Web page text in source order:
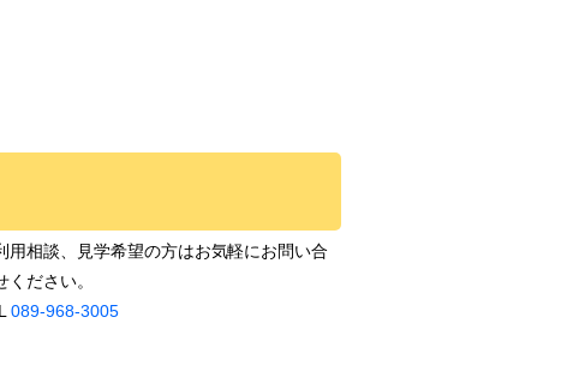
用相談、見学希望の方はお気軽にお問い合
ください。
089-968-3005